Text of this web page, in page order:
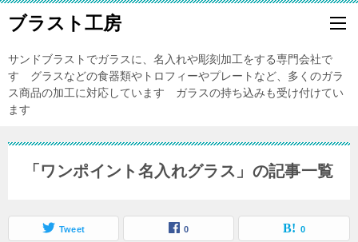
ブラスト工房
サンドブラストでガラスに、名入れや彫刻加工をする専門会社で
す グラスなどの食器類やトロフィーやプレートなど、多くのガラ
ス商品の加工に対応しています ガラスの持ち込みも受け付けてい
ます
「ワンポイント名入れグラス」の記事一覧
Tweet 0 0